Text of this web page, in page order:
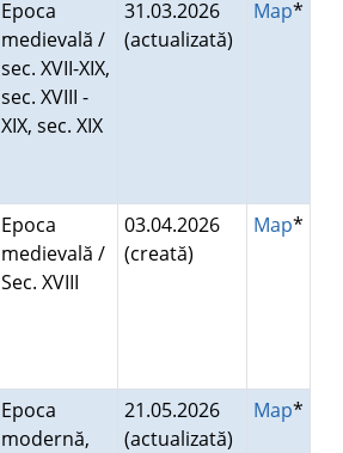
Epoca
medievală /
sec. XVII-XIX,
sec. XVIII -
XIX, sec. XIX
31.03.2026
(actualizată)
Map*
Epoca
medievală /
Sec. XVIII
03.04.2026
(creată)
Map*
Epoca
modernă,
21.05.2026
(actualizată)
Map*